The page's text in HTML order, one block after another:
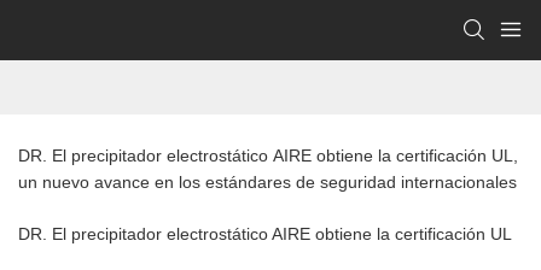
DR. El precipitador electrostático AIRE obtiene la certificación UL,
un nuevo avance en los estándares de seguridad internacionales
DR. El precipitador electrostático AIRE obtiene la certificación UL